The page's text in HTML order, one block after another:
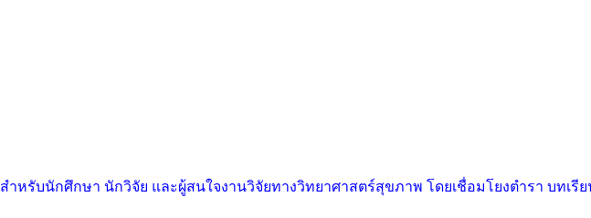
สำหรับนักศึกษา นักวิจัย และผู้สนใจงานวิจัยทางวิทยาศาสตร์สุขภาพ โดยเชื่อมโยงตำรา บทเรี